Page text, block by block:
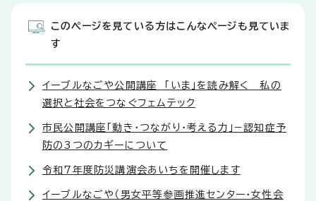
このページを見ている方はこんなページも見ていま
す
イーブルなごや公開講座 「いま」を読み解く 私の
選択と社会をつなぐフェムテック
市民公開講座「動き・つながり・考える力」−認知症予
防の3つのカギーについて
令和7年度防災講演会あいちを開催します
イーブルなごや（男女平等参画推進センター・女性会